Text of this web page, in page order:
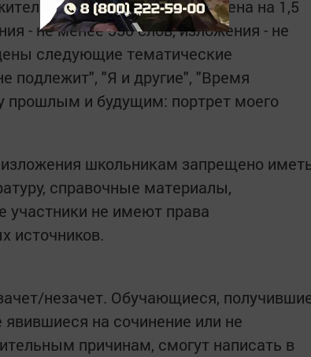
написания увеличена на 1,5
- не менее 350 слов, изложения - не
следующие тематические
подлежит", "Я и другие", "Время
прошлым и будущим: портрет моего
школьникам запрещено
справочные материалы,
участники не имеют права
источников.
незачет. Обучающиеся,
явившиеся на сочинение или не
причинам, смогут написать в